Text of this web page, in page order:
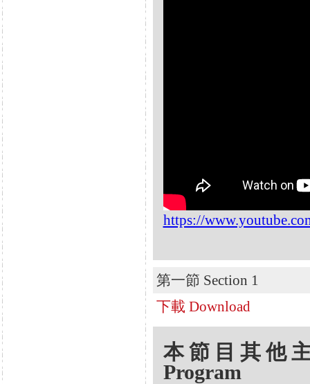
https://
第一節 Section 1
下載 Download
本節目其他
Program